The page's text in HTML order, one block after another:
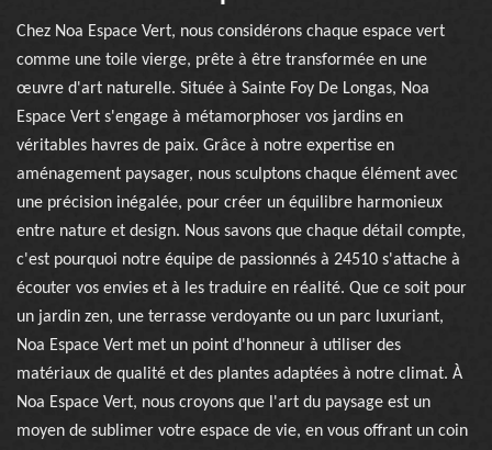
Chez Noa Espace Vert, nous considérons chaque espace vert
comme une toile vierge, prête à être transformée en une
œuvre d'art naturelle. Située à Sainte Foy De Longas, Noa
Espace Vert s'engage à métamorphoser vos jardins en
véritables havres de paix. Grâce à notre expertise en
aménagement paysager, nous sculptons chaque élément avec
une précision inégalée, pour créer un équilibre harmonieux
entre nature et design. Nous savons que chaque détail compte,
c'est pourquoi notre équipe de passionnés à 24510 s'attache à
écouter vos envies et à les traduire en réalité. Que ce soit pour
un jardin zen, une terrasse verdoyante ou un parc luxuriant,
Noa Espace Vert met un point d'honneur à utiliser des
matériaux de qualité et des plantes adaptées à notre climat. À
Noa Espace Vert, nous croyons que l'art du paysage est un
moyen de sublimer votre espace de vie, en vous offrant un coin